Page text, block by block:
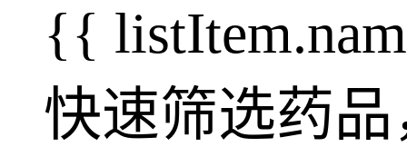
{{
快速筛选药